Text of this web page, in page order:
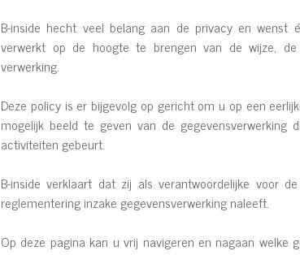
B-inside hecht veel belang aan de privacy en wenst
verwerkt op de hoogte te brengen van de wijze,
verwerking.
Deze policy is er bijgevolg op gericht om u op een
mogelijk beeld te geven van de
activiteiten gebeurt.
B-inside verklaart dat zij als verantwoordelijke voor
reglementering inzake gegevensverwerking naleeft.
Op deze pagina kan u vrij navigeren en nagaan welke